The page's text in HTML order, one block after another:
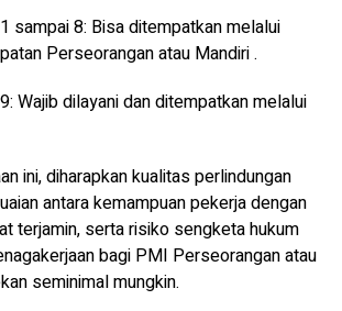
sampai 8: Bisa ditempatkan melalui
Perseorangan atau Mandiri .
Wajib dilayani dan ditempatkan melalui
ini, diharapkan kualitas perlindungan
antara kemampuan pekerja dengan
terjamin, serta risiko sengketa hukum
bagi PMI Perseorangan atau
seminimal mungkin.